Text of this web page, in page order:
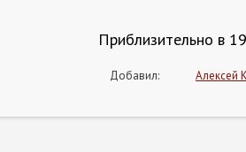
Приблизительно в
Добавил: Алексей